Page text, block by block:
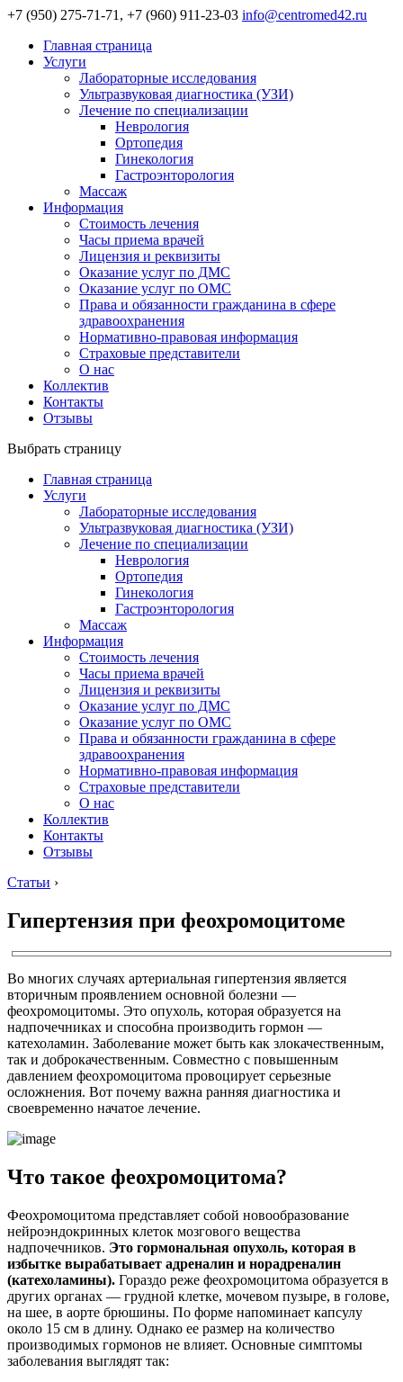
+7 (950) 275-71-71, +7 (960) 911-23-03 info@centromed42.ru
Главная страница
Услуги
Лабораторные исследования
Ультразвуковая диагностика (УЗИ)
Лечение по специализации
Неврология
Ортопедия
Гинекология
Гастроэнторология
Массаж
Информация
Стоимость лечения
Часы приема врачей
Лицензия и реквизиты
Оказание услуг по ДМС
Оказание услуг по ОМС
Права и обязанности гражданина в сфере
здравоохранения
Нормативно-правовая информация
Страховые представители
О нас
Коллектив
Контакты
Отзывы
Выбрать страницу
Главная страница
Услуги
Лабораторные исследования
Ультразвуковая диагностика (УЗИ)
Лечение по специализации
Неврология
Ортопедия
Гинекология
Гастроэнторология
Массаж
Информация
Стоимость лечения
Часы приема врачей
Лицензия и реквизиты
Оказание услуг по ДМС
Оказание услуг по ОМС
Права и обязанности гражданина в сфере
здравоохранения
Нормативно-правовая информация
Страховые представители
О нас
Коллектив
Контакты
Отзывы
Статьи ›
Гипертензия при феохромоцитоме
Во многих случаях артериальная гипертензия является
вторичным проявлением основной болезни —
феохромоцитомы. Это опухоль, которая образуется на
надпочечниках и способна производить гормон —
катехоламин. Заболевание может быть как злокачественным,
так и доброкачественным. Совместно с повышенным
давлением феохромоцитома провоцирует серьезные
осложнения. Вот почему важна ранняя диагностика и
своевременно начатое лечение.
Что такое феохромоцитома?
Феохромоцитома представляет собой новообразование
нейроэндокринных клеток мозгового вещества
надпочечников. Это гормональная опухоль, которая в
избытке вырабатывает адреналин и норадреналин
(катехоламины). Гораздо реже феохромоцитома образуется в
других органах — грудной клетке, мочевом пузыре, в голове,
на шее, в аорте брюшины. По форме напоминает капсулу
около 15 см в длину. Однако ее размер на количество
производимых гормонов не влияет. Основные симптомы
заболевания выглядят так: